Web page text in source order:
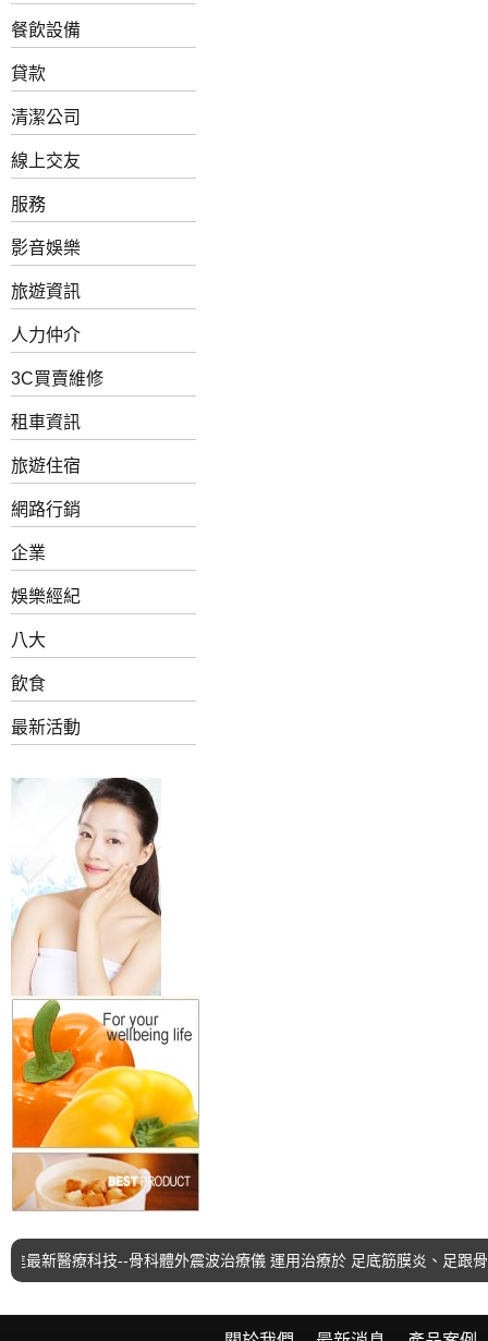
餐飲設備
貸款
清潔公司
線上交友
服務
影音娛樂
旅遊資訊
人力仲介
3C買賣維修
租車資訊
旅遊住宿
網路行銷
企業
娛樂經紀
八大
飲食
最新活動
醫療科技--骨科體外震波治療儀 運用治療於 足底筋膜炎、足跟骨